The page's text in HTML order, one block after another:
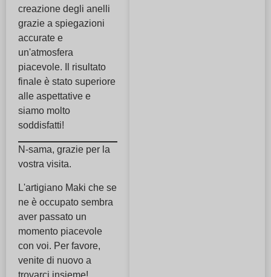
creazione degli anelli
grazie a spiegazioni
accurate e
un'atmosfera
piacevole. Il risultato
finale è stato superiore
alle aspettative e
siamo molto
soddisfatti!
N-sama, grazie per la
vostra visita.
L'artigiano Maki che se
ne è occupato sembra
aver passato un
momento piacevole
con voi. Per favore,
venite di nuovo a
trovarci insieme!